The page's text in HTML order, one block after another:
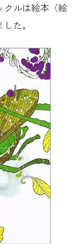
クルは絵本（絵
た。